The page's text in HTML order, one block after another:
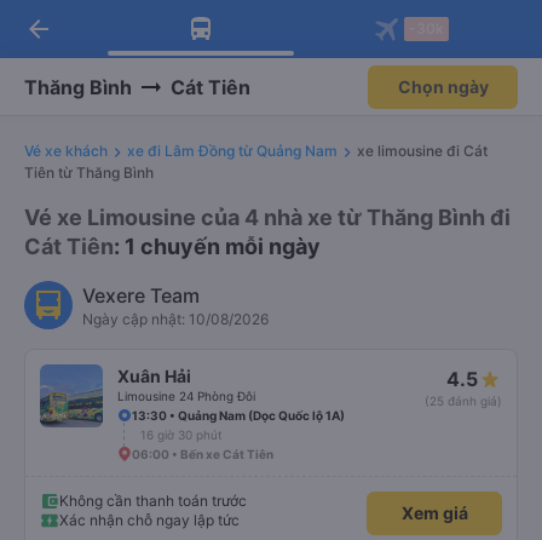
Tải app Vexere ngay!
Nhận ưu đãi thành viên độc
Mở app
Tải app Vexere
-30k/ghế khi đặt vé máy bay qua
Mở app
arrow_back
Thăng Bình Cát Tiên Chọn ngày
Vé xe khách xe đi Lâm Đồng từ Quảng Nam
xe limousine đi Cát
Tiên từ Thăng Bình
Vé xe Limousine của 4 nhà xe từ Thăng Bình đi
Cát Tiên: 1 chuyến mỗi ngày
Vexere Team
Ngày cập nhật: 10/08/2026
Xuân Hải
Limousine 24 Phòng Đôi
4.5
(25 đánh giá)
13:30 • Quảng Nam (Dọc Quốc lộ 1A)
16 giờ 30 phút
06:00 • Bến xe Cát Tiên
Không cần thanh toán trước
Xác nhận chỗ ngay lập tức
Xem giá